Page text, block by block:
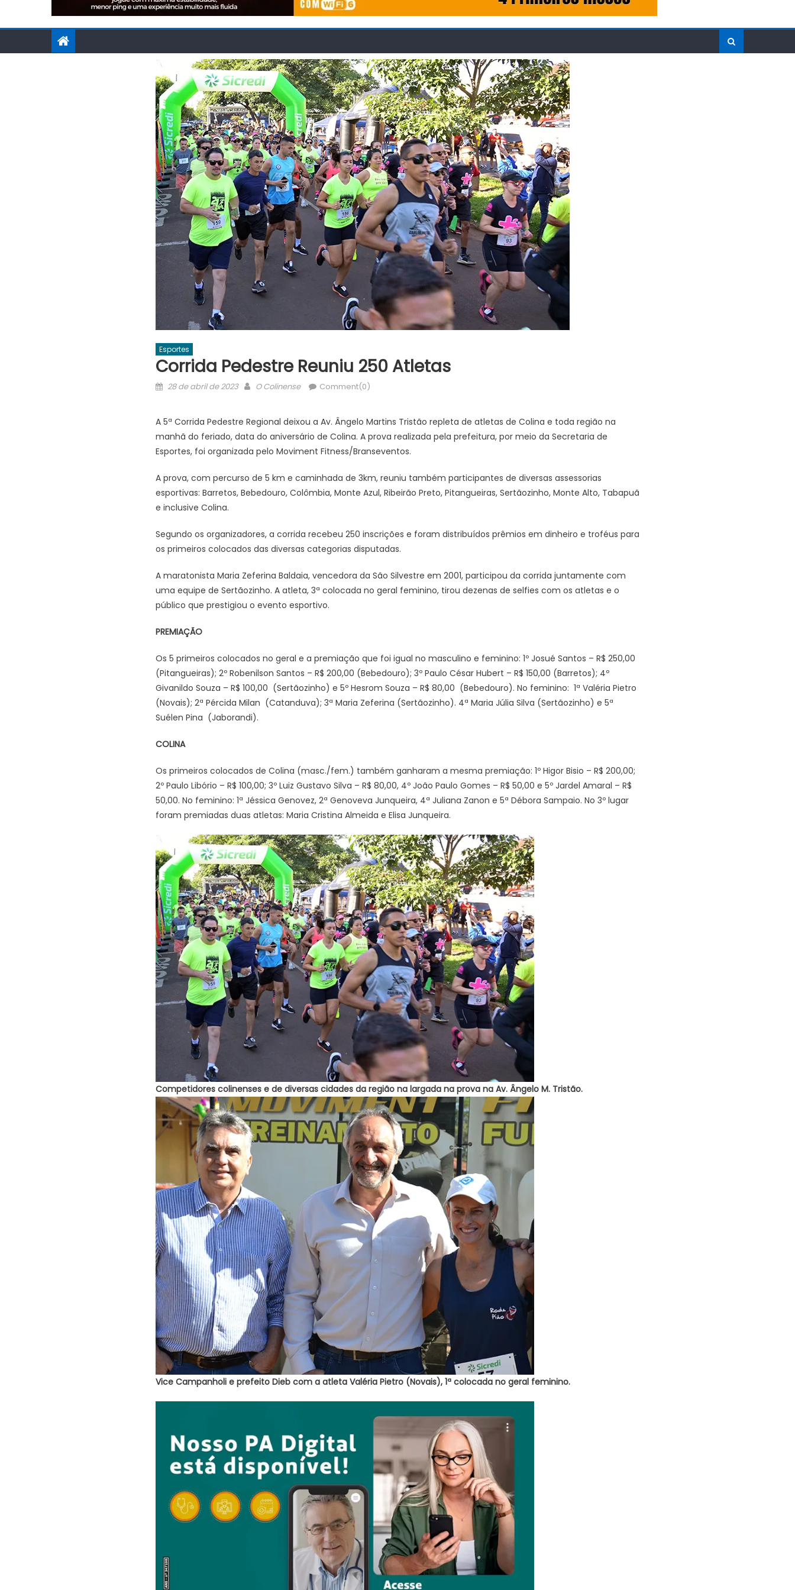
Esportes
Corrida Pedestre Reuniu 250 Atletas
Posted
28 de abril de 2023 Author
O Colinense Comment(0)
A 5ª Corrida Pedestre Regional deixou a Av. Ângelo Martins Tristão repleta de atletas de Colina e toda região na
manhã do feriado, data do aniversário de Colina. A prova realizada pela prefeitura, por meio da Secretaria de
Esportes, foi organizada pelo Moviment Fitness/Branseventos.
A prova, com percurso de 5 km e caminhada de 3km, reuniu também participantes de diversas assessorias
esportivas: Barretos, Bebedouro, Colômbia, Monte Azul, Ribeirão Preto, Pitangueiras, Sertãozinho, Monte Alto, Tabapuã
e inclusive Colina.
Segundo os organizadores, a corrida recebeu 250 inscrições e foram distribuídos prêmios em dinheiro e troféus para
os primeiros colocados das diversas categorias disputadas.
A maratonista Maria Zeferina Baldaia, vencedora da São Silvestre em 2001, participou da corrida juntamente com
uma equipe de Sertãozinho. A atleta, 3ª colocada no geral feminino, tirou dezenas de selfies com os atletas e o
público que prestigiou o evento esportivo.
PREMIAÇÃO
Os 5 primeiros colocados no geral e a premiação que foi igual no masculino e feminino: 1º Josué Santos – R$ 250,00
(Pitangueiras); 2º Robenilson Santos – R$ 200,00 (Bebedouro); 3º Paulo César Hubert – R$ 150,00 (Barretos); 4º
Givanildo Souza – R$ 100,00 (Sertãozinho) e 5º Hesrom Souza – R$ 80,00 (Bebedouro). No feminino: 1ª Valéria Pietro
(Novais); 2ª Pércida Milan (Catanduva); 3ª Maria Zeferina (Sertãozinho). 4ª Maria Júlia Silva (Sertãozinho) e 5ª
Suélen Pina (Jaborandi).
COLINA
Os primeiros colocados de Colina (masc./fem.) também ganharam a mesma premiação: 1º Higor Bisio – R$ 200,00;
2º Paulo Libório – R$ 100,00; 3º Luiz Gustavo Silva – R$ 80,00, 4º João Paulo Gomes – R$ 50,00 e 5º Jardel Amaral – R$
50,00. No feminino: 1ª Jéssica Genovez, 2ª Genoveva Junqueira, 4ª Juliana Zanon e 5ª Débora Sampaio. No 3º lugar
foram premiadas duas atletas: Maria Cristina Almeida e Elisa Junqueira.
Competidores colinenses e de diversas cidades da região na largada na prova na Av. Ângelo M. Tristão.
Vice Campanholi e prefeito Dieb com a atleta Valéria Pietro (Novais), 1ª colocada no geral feminino.